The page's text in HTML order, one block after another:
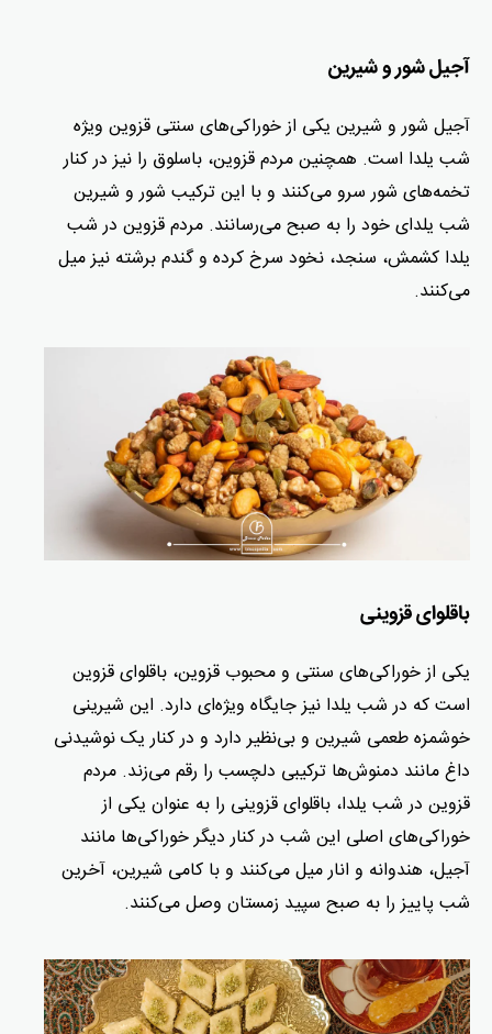
آجیل شور و شیرین
آجیل شور و شیرین یکی از خوراکی‌های سنتی قزوین ویژه
شب یلدا است. همچنین مردم قزوین، باسلوق را نیز در کنار
تخمه‌های شور سرو می‌کنند و با این ترکیب شور و شیرین
شب یلدای خود را به صبح می‎‌رسانند. مردم قزوین در شب
یلدا کشمش، سنجد، نخود سرخ کرده و گندم برشته نیز میل
می‌کنند.
باقلوای قزوینی
یکی از خوراکی‌های سنتی و محبوب قزوین، باقلوای قزوین
است که در شب یلدا نیز جایگاه ویژه‌ای دارد. این شیرینی
خوشمزه طعمی شیرین و بی‌نظیر دارد و در کنار یک نوشیدنی
داغ مانند دمنوش‌ها ترکیبی دلچسب را رقم می‌زند. مردم
قزوین در شب یلدا، باقلوای قزوینی را به عنوان یکی از
خوراکی‌های اصلی این شب در کنار دیگر خوراکی‌ها مانند
آجیل، هندوانه و انار میل می‌کنند و با کامی شیرین، آخرین
شب پاییز را به صبح سپید زمستان وصل می‌کنند.